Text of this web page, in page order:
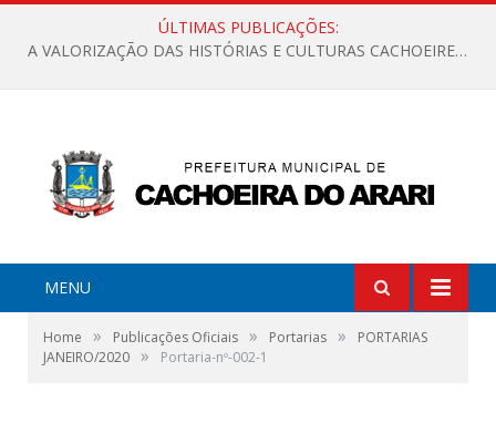
ÚLTIMAS PUBLICAÇÕES:
A VALORIZAÇÃO DAS HISTÓRIAS E CULTURAS CACHOEIRENSES
MENU
Home » Publicações Oficiais » Portarias »
PORTARIAS
JANEIRO/2020 » Portaria-nº-002-1